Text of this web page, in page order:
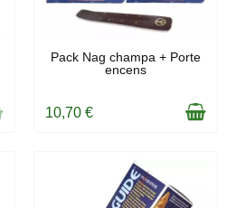
EN STOCK
Pack Nag champa + Porte
encens
10,70 €